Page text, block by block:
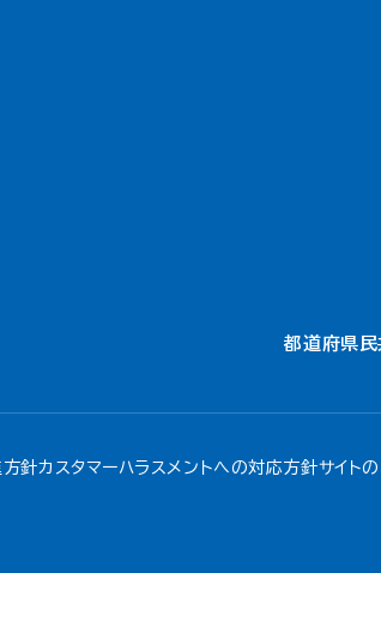
都道府県民
方針カスタマーハラスメントへの対応方針サイト